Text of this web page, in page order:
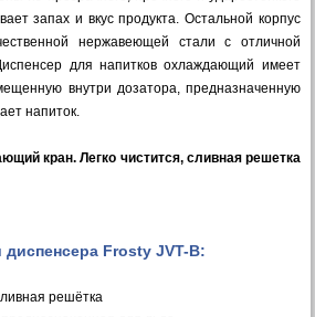
запах и вкус продукта. Остальной корпус
нержавеющей стали с отличной
для напитков охлаждающий имеет
внутри дозатора, предназначенную
напиток.
кран. Легко чистится, сливная решетка
Frosty JVT-B:
решётка